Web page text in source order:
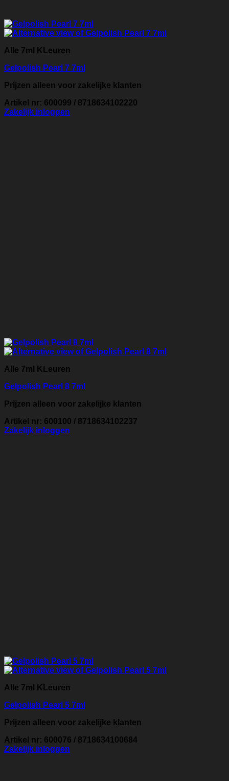
Alle 7ml KLeuren
Gelpolish Pearl 7 7ml
Prijzen alleen voor zakelijke klanten
Artikel nr: 600099 / 8718634102220
Zakelijk inloggen
Alle 7ml KLeuren
Gelpolish Pearl 8 7ml
Prijzen alleen voor zakelijke klanten
Artikel nr: 600100 / 8718634102237
Zakelijk inloggen
Alle 7ml KLeuren
Gelpolish Pearl 5 7ml
Prijzen alleen voor zakelijke klanten
Artikel nr: 600076 / 8718634100684
Zakelijk inloggen